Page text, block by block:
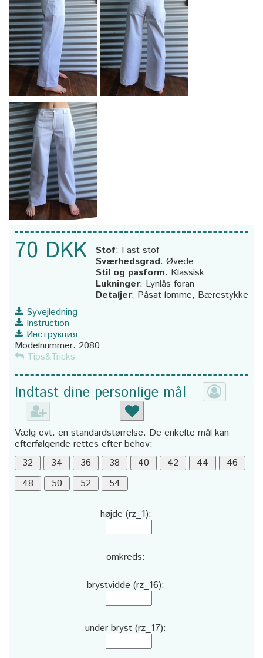
70 DKK Stof: Fast stof
Sværhedsgrad: Øvede
Stil og pasform: Klassisk
Lukninger: Lynlås foran
Detaljer: Påsat lomme, Bærestykke
Syvejledning
Instruction
Инструкция
Modelnummer: 2080
Tips&Tricks
Indtast dine personlige mål
Vælg evt. en standardstørrelse. De enkelte mål kan
efterfølgende rettes efter behov:
højde (rz_1):
omkreds:
brystvidde (rz_16):
under bryst (rz_17):